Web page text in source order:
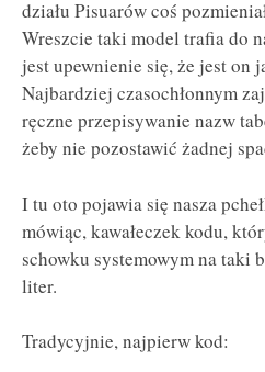
działu Pisuarów coś
Wreszcie taki model trafia do
jest upewnienie się, że jest on
Najbardziej czasochłonnym
ręczne przepisywanie nazw
żeby nie pozostawić żadnej
I tu oto pojawia się nasza
mówiąc, kawałeczek kodu,
schowku systemowym na taki
liter.
Tradycyjnie, najpierw kod: